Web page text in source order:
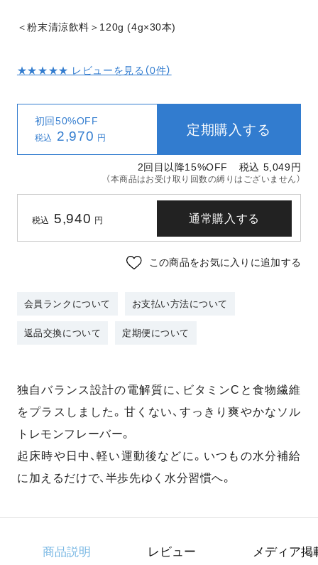
＜粉末清涼飲料＞120g (4g×30本)
★★★★★ レビューを見る（0件）
初回50%OFF
税込 2,970 円
定期購入する
2回目以降15%OFF 税込 5,049円
（本商品はお受け取り回数の縛りはございません）
税込 5,940 円 通常購入する
この商品をお気に入りに追加する
会員ランクについて お支払い方法について
返品交換について 定期便について
独自バランス設計の電解質に、ビタミンCと食物繊維
をプラスしました。甘くない、すっきり爽やかなソル
トレモンフレーバー。
起床時や日中、軽い運動後などに。いつもの水分補給
に加えるだけで、半歩先ゆく水分習慣へ。
商品説明 レビュー メディア掲